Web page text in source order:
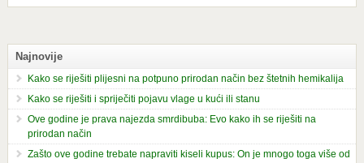
Najnovije
Kako se riješiti plijesni na potpuno prirodan način bez štetnih hemikalija
Kako se riješiti i spriječiti pojavu vlage u kući ili stanu
Ove godine je prava najezda smrdibuba: Evo kako ih se riješiti na
prirodan način
Zašto ove godine trebate napraviti kiseli kupus: On je mnogo toga više od